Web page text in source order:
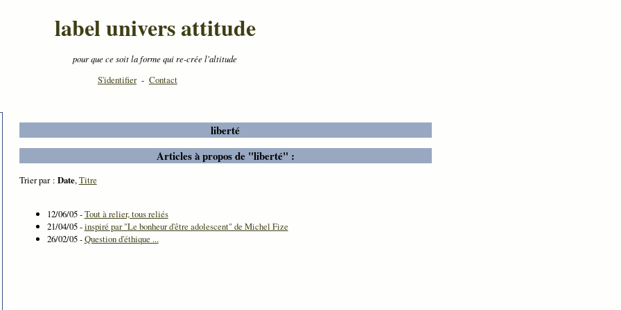
label univers attitude
pour que ce soit la forme qui re-crée l'altitude
S'identifier - Contact
liberté
Articles à propos de "liberté" :
Trier par : Date,Titre
12/06/05 -Tout à relier, tous reliés
21/04/05 -inspiré par "Le bonheur d'être adolescent" de Michel Fize
26/02/05 -Question d'éthique ...